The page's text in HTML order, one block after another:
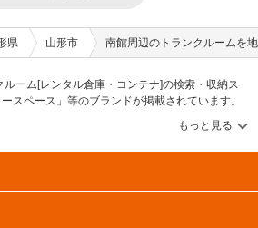
県 山形市 南館周辺のトランクルームを
ーム[レンタル倉庫・コンテナ]の検索・収納ス
スペース」等のブランドが掲載されています。
・料金[賃料]・セキュリティ・空調完備・24時間
絞込み！豊富な物件数から様々な方法でご希望
トランクルーム情報サイトです。南館で気にな
、メールか電話でお問合せが可能です（無